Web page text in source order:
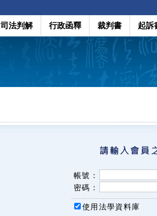
司法判解 行政函釋 裁判書 起訴
帳號：
密碼：
使用法學資料庫